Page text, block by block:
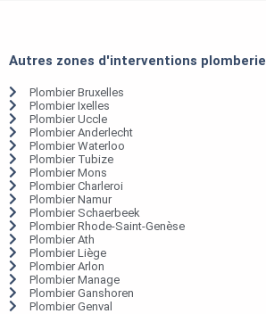
Autres zones d'interventions plomberie
Plombier Bruxelles
Plombier Ixelles
Plombier Uccle
Plombier Anderlecht
Plombier Waterloo
Plombier Tubize
Plombier Mons
Plombier Charleroi
Plombier Namur
Plombier Schaerbeek
Plombier Rhode-Saint-Genèse
Plombier Ath
Plombier Liège
Plombier Arlon
Plombier Manage
Plombier Ganshoren
Plombier Genval